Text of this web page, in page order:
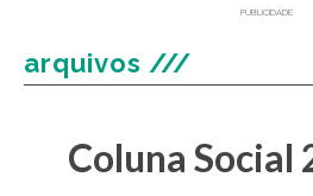
PUBLICIDADE
arquivos ///
Coluna